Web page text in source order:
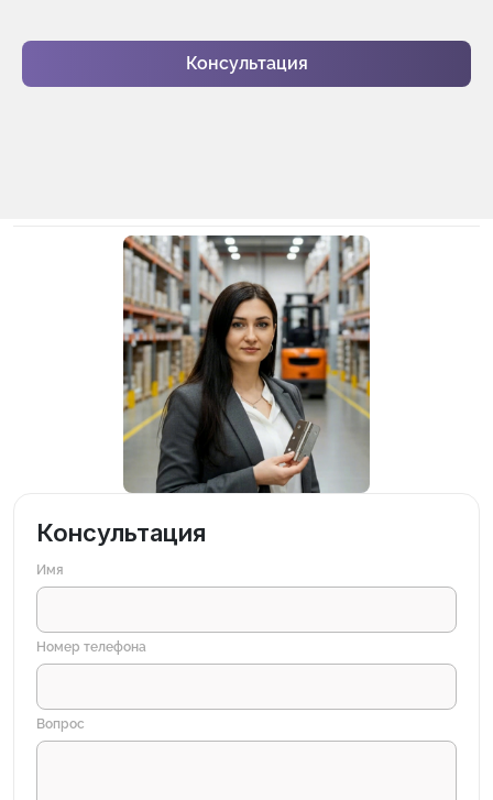
Консультация
Консультация
Имя
Номер телефона
Вопрос